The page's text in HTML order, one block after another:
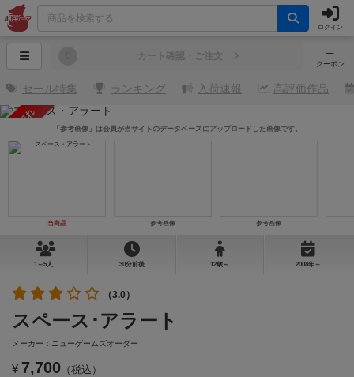
ログイン
─
クーポン
カート確認・ご注文
セール特集 ランキング 入荷速報 高評価作品
売り切れ
当商品 参考画像 参考画像
「参考画像」は会員が当サイトのデータベースにアップロードした画像です。
1～5人 30分前後 12歳～ 2008年～
（3.0）
スペース･アラート
メーカー：ニューゲームズオーダー
¥ 7,700 （税込）